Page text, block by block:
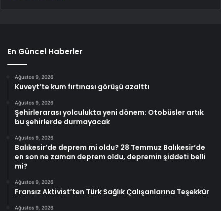
En Güncel Haberler
Ağustos 9, 2026
Kuveyt’te kum fırtınası görüşü azalttı
Ağustos 9, 2026
Şehirlerarası yolculukta yeni dönem: Otobüsler artık
bu şehirlerde durmayacak
Ağustos 9, 2026
Balıkesir’de deprem mi oldu? 28 Temmuz Balıkesir’de
en son ne zaman deprem oldu, depremin şiddeti belli
mi?
Ağustos 9, 2026
Fransız Aktivist’ten Türk Sağlık Çalışanlarına Teşekkür
Ağustos 9, 2026